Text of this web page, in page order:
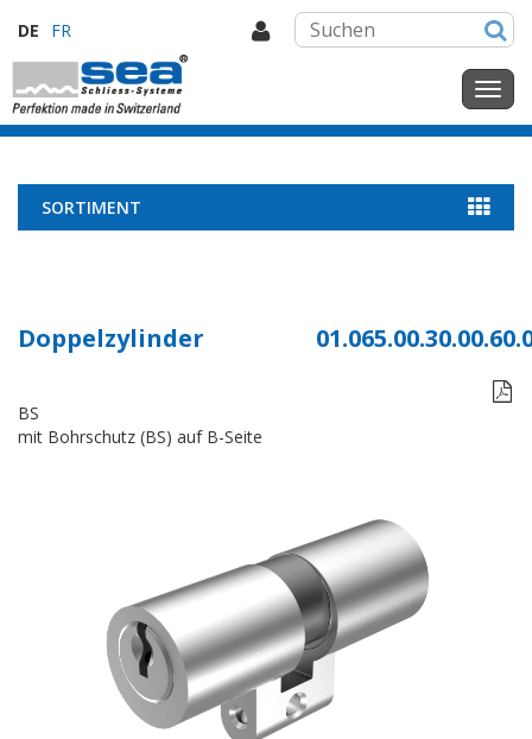
DE FR
SORTIMENT
Doppelzylinder

BS
mit Bohrschutz (BS) auf B-Seite